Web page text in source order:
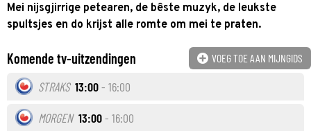
Mei nijsgjirrige petearen, de bêste muzyk, de leukste
spultsjes en do krijst alle romte om mei te praten.
Komende tv-uitzendingen VOEG TOE AAN MIJNGIDS
STRAKS 13:00- 16:00
MORGEN 13:00- 16:00